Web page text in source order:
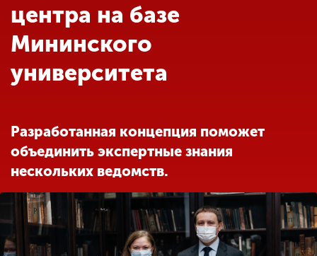
Международная
деятельность
Другие виды
деятельности
Студенческая жизнь
образовательной
организации
центра на базе
Мининского
университета
Разработанная концепция поможет
объединить экспертные знания
нескольких ведомств.